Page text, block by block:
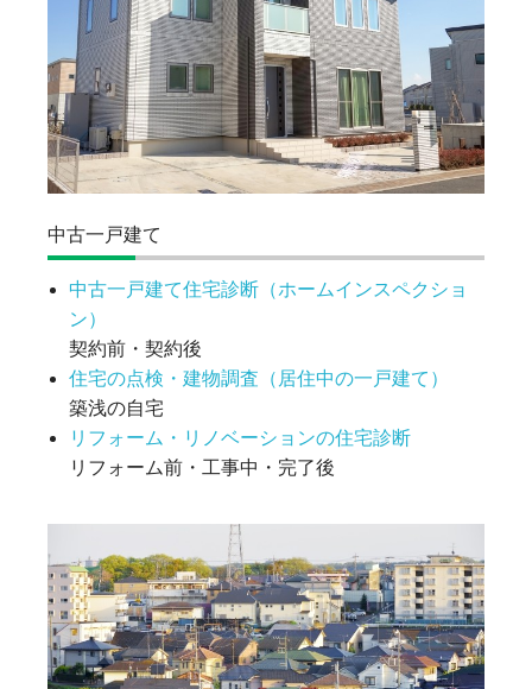
中古一戸建て
中古一戸建て住宅診断（ホームインスペクショ
ン）
契約前・契約後
住宅の点検・建物調査（居住中の一戸建て）
築浅の自宅
リフォーム・リノベーションの住宅診断
リフォーム前・工事中・完了後